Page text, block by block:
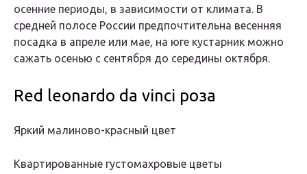
осенние периоды, в зависимости от климата. В
средней полосе России предпочтительна весенняя
посадка в апреле или мае, на юге кустарник можно
сажать осенью с сентября до середины октября.
Red leonardo da vinci роза
Яркий малиново-красный цвет
Квартированные густомахровые цветы